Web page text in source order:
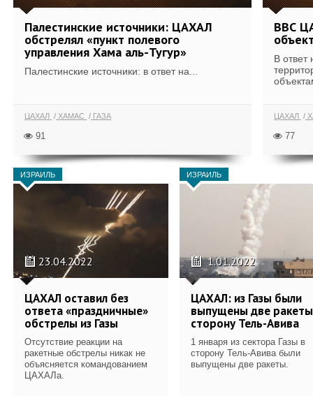
Палестинские источники: ЦАХАЛ
обстрелял «пункт полевого
управления Хама аль-Тугур»
Палестинские источники: в ответ на...
ЦАХАЛ ХАМАС ГАЗА
91
ВВС
В ответ
ЦАХАЛ
77
ИЗРАИЛЬ
23.04.2022
ЦАХАЛ оставил без
ответа «праздничные»
обстрелы из Газы
Отсутствие реакции на
ракетные обстрелы никак не
объясняется командованием
ЦАХАЛа.
ИЗРАИЛЬ
1.01.2022
ЦАХАЛ: из Газы были
выпущены две
сторону Тель-Авива
1 января из сектора Газы в
сторону Тель-Авива были
выпущены две ракеты.